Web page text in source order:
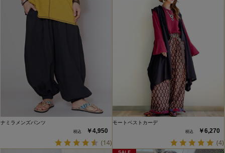
ナミラメンズパンツ
￥4,950
(14)
モートベストカーデ
￥6,270
(4)